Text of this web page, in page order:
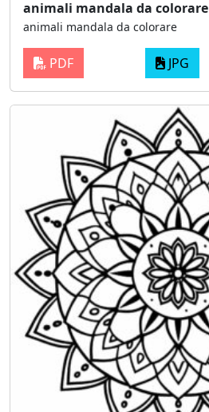
animali mandala da colorare
animali mandala da colorare
PDF JPG